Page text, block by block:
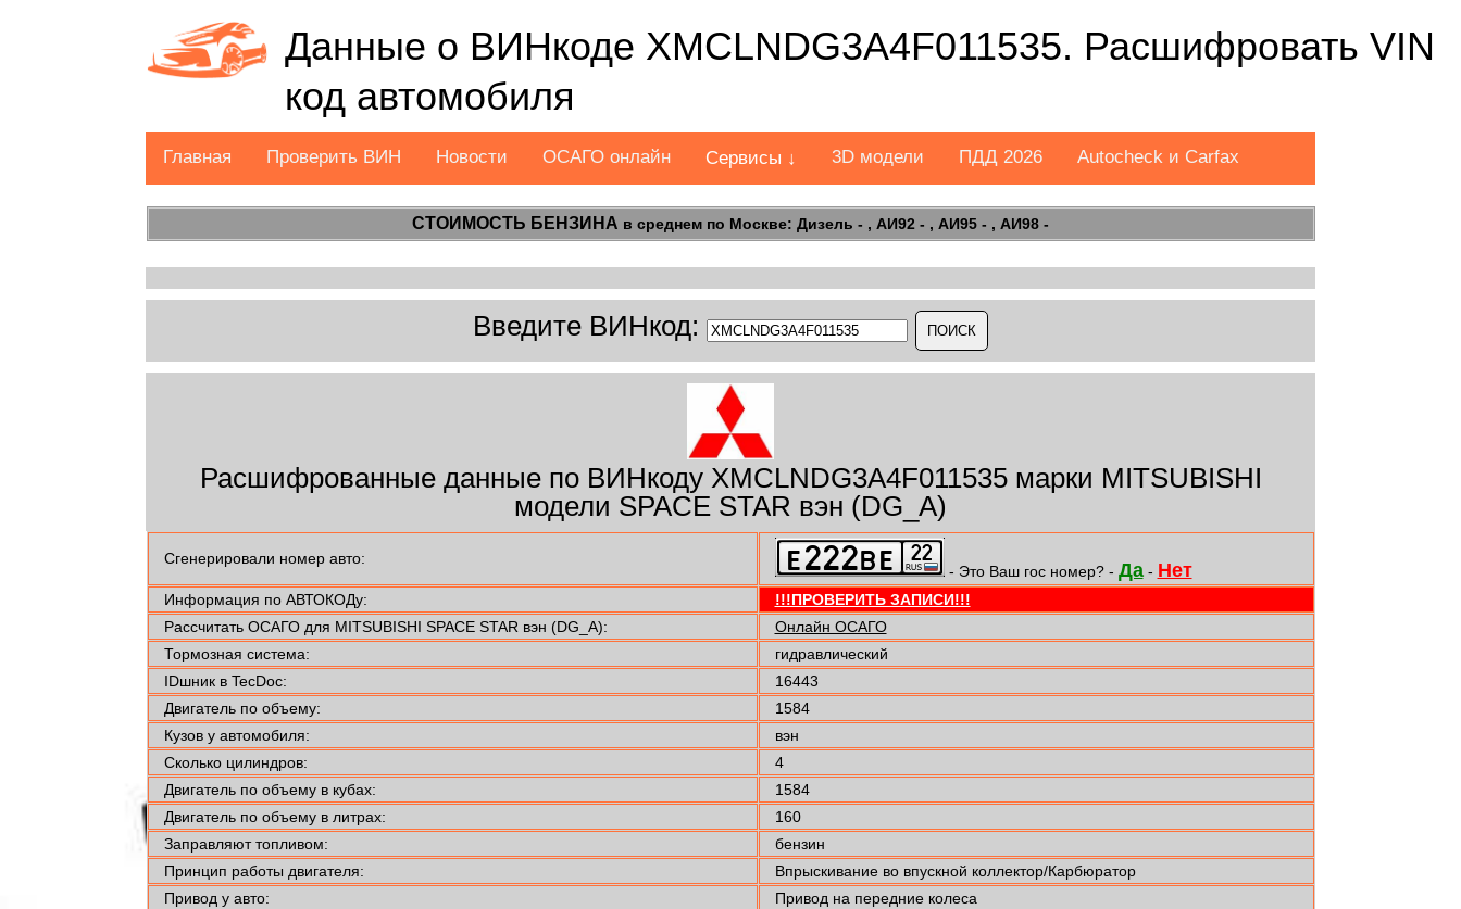
Данные о ВИНкоде XMCLNDG3A4F011535. Расшифровать VIN
код автомобиля
Главная Проверить ВИН Новости ОСАГО онлайн Сервисы ↓ 3D модели ПДД 2026 Autocheck и Carfax
СТОИМОСТЬ БЕНЗИНА в среднем по Москве: Дизель - , АИ92 - , АИ95 - , АИ98 -
Введите ВИНкод:
Расшифрованные данные по ВИНкоду XMCLNDG3A4F011535 марки MITSUBISHI
модели SPACE STAR вэн (DG_A)
Сгенерировали номер авто:
- Это Ваш гос номер? - Да- Нет
Информация по АВТОКОДу:
!!!ПРОВЕРИТЬ ЗАПИСИ!!!
Рассчитать ОСАГО для MITSUBISHI SPACE STAR вэн (DG_A):
Онлайн ОСАГО
Тормозная система:
гидравлический
IDшник в TecDoc:
16443
Двигатель по объему:
1584
Кузов у автомобиля:
вэн
Сколько цилиндров:
4
Двигатель по объему в кубах:
1584
Двигатель по объему в литрах:
160
Заправляют топливом:
бензин
Принцип работы двигателя:
Впрыскивание во впускной коллектор/Карбюратор
Привод у авто:
Привод на передние колеса